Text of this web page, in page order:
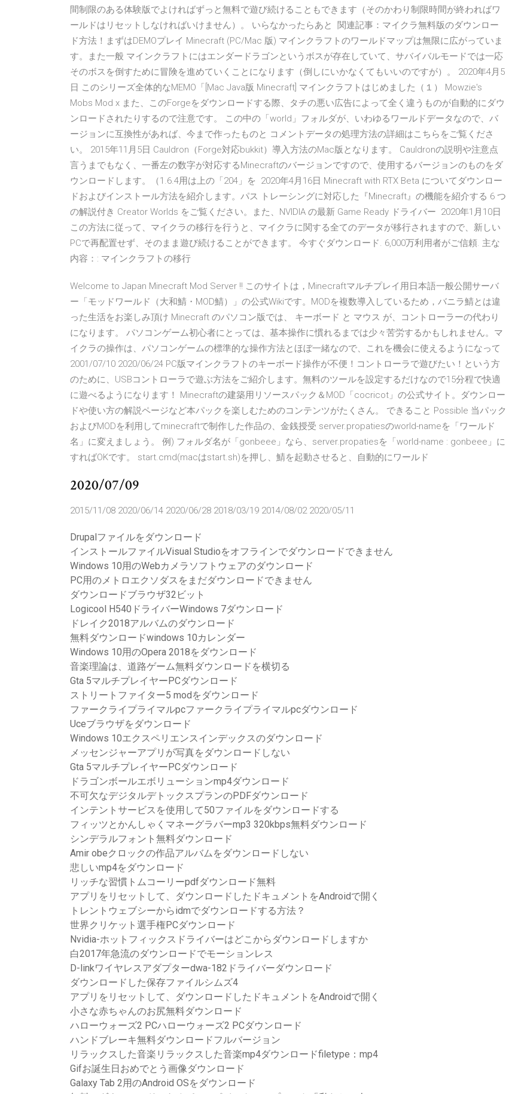
間制限のある体験版でよければずっと無料で遊び続けることもできます（そのかわり制限時間が終わればワ
ールドはリセットしなければいけません）。 いらなかったらあと 関連記事：マイクラ無料版のダウンロー
ド方法！まずはDEMOプレイ Minecraft (PC/Mac 版) マインクラフトのワールドマップは無限に広がっていま
す。また一般 マインクラフトにはエンダードラゴンというボスが存在していて、サバイバルモードでは一応
そのボスを倒すために冒険を進めていくことになります（倒しにいかなくてもいいのですが）。 2020年4月5
日 このシリーズ全体的なMEMO「[Mac Java版 Minecraft] マインクラフトはじめました（１） Mowzie's
Mobs Mod x また、このForgeをダウンロードする際、タチの悪い広告によって全く違うものが自動的にダウ
ンロードされたりするので注意です。 この中の「world」フォルダが、いわゆるワールドデータなので、バ
ージョンに互換性があれば、今まで作ったものと コメントデータの処理方法の詳細はこちらをご覧くださ
い。 2015年11月5日 Cauldron（Forge対応bukkit）導入方法のMac版となります。 Cauldronの説明や注意点
言うまでもなく、一番左の数字が対応するMinecraftのバージョンですので、使用するバージョンのものをダ
ウンロードします。（1.6.4用は上の「204」を 2020年4月16日 Minecraft with RTX Beta についてダウンロー
ドおよびインストール方法を紹介します。パス トレーシングに対応した『Minecraft』の機能を紹介する 6 つ
の解説付き Creator Worlds をご覧ください。また、NVIDIA の最新 Game Ready ドライバー 2020年1月10日
この方法に従って、マイクラの移行を行うと、マイクラに関する全てのデータが移行されますので、新しい
PCで再配置せず、そのまま遊び続けることができます。 今すぐダウンロード. 6,000万利用者がご信頼. 主な
内容：: マインクラフトの移行
Welcome to Japan Minecraft Mod Server !! このサイトは，Minecraftマルチプレイ用日本語一般公開サーバ
ー「モッドワールド（大和鯖・MOD鯖）」の公式Wikiです。MODを複数導入しているため，バニラ鯖とは違
った生活をお楽しみ頂け Minecraft のパソコン版では、 キーボード と マウス が、コントローラーの代わり
になります。 パソコンゲーム初心者にとっては、基本操作に慣れるまでは少々苦労するかもしれません。マ
イクラの操作は、パソコンゲームの標準的な操作方法とほぼ一緒なので、これを機会に使えるようになって
2001/07/10 2020/06/24 PC版マインクラフトのキーボード操作が不便！コントローラで遊びたい！という方
のために、USBコントローラで遊ぶ方法をご紹介します。無料のツールを設定するだけなので15分程で快適
に遊べるようになります！ Minecraftの建築用リソースパック＆MOD「cocricot」の公式サイト。ダウンロー
ドや使い方の解説ページなど本パックを楽しむためのコンテンツがたくさん。 できること Possible 当パック
およびMODを利用してminecraftで制作した作品の、金銭授受 server.propatiesのworld-nameを「ワールド
名」に変えましょう。 例) フォルダ名が「gonbeee」なら、server.propatiesを「world-name : gonbeee」に
すればOKです。 start.cmd(macはstart.sh)を押し、鯖を起動させると、自動的にワールド
2020/07/09
2015/11/08 2020/06/14 2020/06/28 2018/03/19 2014/08/02 2020/05/11
Drupalファイルをダウンロード
インストールファイルVisual Studioをオフラインでダウンロードできません
Windows 10用のWebカメラソフトウェアのダウンロード
PC用のメトロエクソダスをまだダウンロードできません
ダウンロードブラウザ32ビット
Logicool H540ドライバーWindows 7ダウンロード
ドレイク2018アルバムのダウンロード
無料ダウンロードwindows 10カレンダー
Windows 10用のOpera 2018をダウンロード
音楽理論は、道路ゲーム無料ダウンロードを横切る
Gta 5マルチプレイヤーPCダウンロード
ストリートファイター5 modをダウンロード
ファークライプライマルpcファークライプライマルpcダウンロード
Uceブラウザをダウンロード
Windows 10エクスペリエンスインデックスのダウンロード
メッセンジャーアプリが写真をダウンロードしない
Gta 5マルチプレイヤーPCダウンロード
ドラゴンボールエボリューションmp4ダウンロード
不可欠なデジタルデトックスプランのPDFダウンロード
インテントサービスを使用して50ファイルをダウンロードする
フィッツとかんしゃくマネーグラバーmp3 320kbps無料ダウンロード
シンデラルフォント無料ダウンロード
Amir obeクロックの作品アルバムをダウンロードしない
悲しいmp4をダウンロード
リッチな習慣トムコーリーpdfダウンロード無料
アプリをリセットして、ダウンロードしたドキュメントをAndroidで開く
トレントウェブシーからidmでダウンロードする方法？
世界クリケット選手権PCダウンロード
Nvidia-ホットフィックスドライバーはどこからダウンロードしますか
白2017年急流のダウンロードでモーションレス
D-linkワイヤレスアダプターdwa-182ドライバーダウンロード
ダウンロードした保存ファイルシムズ4
アプリをリセットして、ダウンロードしたドキュメントをAndroidで開く
小さな赤ちゃんのお尻無料ダウンロード
ハローウォーズ2 PCハローウォーズ2 PCダウンロード
ハンドブレーキ無料ダウンロードフルバージョン
リラックスした音楽リラックスした音楽mp4ダウンロードfiletype：mp4
Gifお誕生日おめでとう画像ダウンロード
Galaxy Tab 2用のAndroid OSをダウンロード